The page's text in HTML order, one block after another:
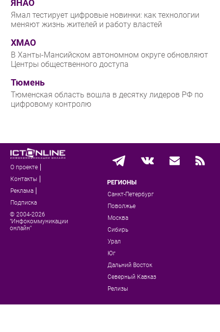
ЯНАО
Ямал тестирует цифровые новинки: как технологии
меняют жизнь жителей и работу властей
ХМАО
В Ханты-Мансийском автономном округе обновляют
Центры общественного доступа
Тюмень
Тюменская область вошла в десятку лидеров РФ по
цифровому контролю
О проекте
Контакты
Реклама
Подписка
© 2004-2026
"Инфокоммуникации
онлайн"
РЕГИОНЫ
Санкт-Петербург
Поволжье
Москва
Сибирь
Урал
Юг
Дальний Восток
Северный Кавказ
Релизы